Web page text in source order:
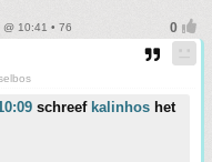
10:41 • 76
schreef kalinhos het